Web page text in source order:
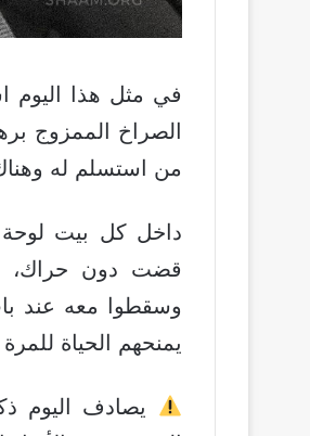
في مثل هذا اليوم
الصراخ الممزوج
من استسلم له
داخل كل بيت
قضت دون حراك،
وسقطوا معه عند
يمنحهم الحياة للمرة
يصادف اليوم